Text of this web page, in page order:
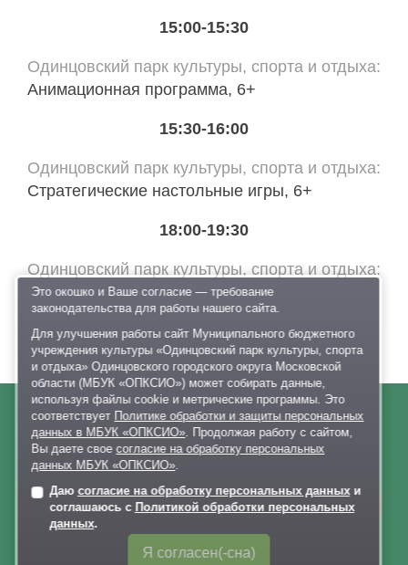
15:00-15:30
Одинцовский парк культуры, спорта и отдыха
Анимационная программа, 6+
15:30-16:00
Одинцовский парк культуры, спорта и отдыха
Стратегические настольные игры, 6+
18:00-19:30
Одинцовский парк культуры, спорта и отдыха
Музыкальный мастер-класс от творческой
лаборатории Веты Гулливер, 6+
О нас
Документы
Лыжероллерная трасса
Онлайн-
запись
Это окошко и Ваше согласие — требование
законодательства для работы нашего сайта.
Для улучшения работы сайт Муниципального бюджетного
учреждения культуры «Одинцовский парк культуры, спорта
и отдыха» Одинцовского городского округа Московской
области (МБУК «ОПКСИО») может собирать данные,
используя файлы cookie и метрические программы. Это
соответствует Политике обработки и защиты персональных
данных в МБУК «ОПКСИО». Продолжая работу с сайтом,
Вы даете своесогласие на обработку персональных
данных МБУК «ОПКСИО».
Даю согласие на обработку персональных данныхи
соглашаюсь с Политикой обработки персональных
данных.
Я согласен(-сна)